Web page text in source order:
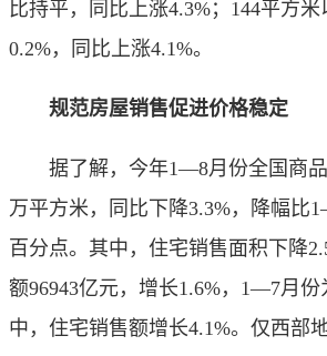
比持平，同比上涨4.3%；144平方
0.2%，同比上涨4.1%。
规范房屋销售促进价格稳定
据了解，今年1—8月份全国商品
万平方米，同比下降3.3%，降幅比
百分点。其中，住宅销售面积下降
额96943亿元，增长1.6%，1—7月份
中，住宅销售额增长4.1%。仅西部